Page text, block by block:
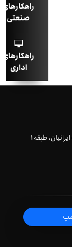
راهکارهای
صنعتی
راهکارهای
اداری
تهران، میدان ولیعصر، ساختمان تجارت ایرانیان، طبقه ۱